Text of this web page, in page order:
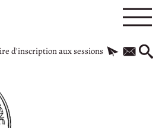
d’inscription aux sessions